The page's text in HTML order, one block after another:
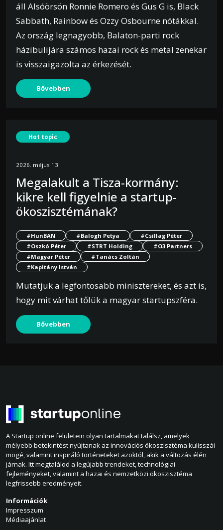
áll Alsóörsön Ronnie Romero és Gus G is, Black
Sabbath, Rainbow és Ozzy Osbourne nótákkal.
Az ország legnagyobb, Balaton-parti rock
házibulijára számos hazai rock és metal zenekar
is visszaigazolta az érkezését.
Bővebben
Hot topic
2026. május 13.
Megalakult a Tisza-kormány:
kikre kell figyelnie a startup-
ökoszisztémának?
#HunBAN #Balogh Petya
#Csillag Péter
#Oszkó Péter
#STRT Holding
#O3 Partners
#Magyar Péter
#Tanács Zoltán
#Kapitány István
Mutatjuk a legfontosabb minisztereket, és azt is,
hogy mit várhat tőlük a magyar startupszféra.
Bővebben
A Startup online felületein olyan tartalmakat találsz, amelyek
mélyebb betekintést nyújtanak az innovációs ökoszisztéma kulisszái
mögé, valamint inspiráló történeteket azoktól, akik a változás élén
járnak. Itt megtalálod a legújabb trendeket, technológiai
fejleményeket, valamint a hazai és nemzetközi ökoszisztéma
legfrissebb eredményeit.
Információk
Impresszum
Médiaajánlat